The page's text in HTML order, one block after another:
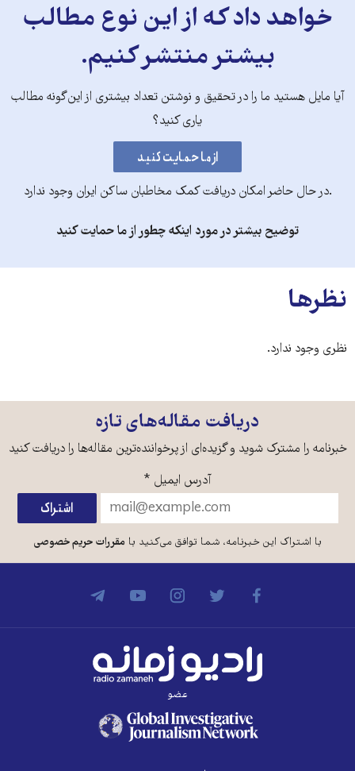
خواهد داد که از این نوع مطالب
بیشتر منتشر کنیم.
آیا مایل هستید ما را در تحقیق و نوشتن تعداد بیشتری از این‌گونه مطالب
یاری کنید؟
.در حال حاضر امکان دریافت کمک مخاطبان ساکن ایران وجود ندارد
توضیح بیشتر در مورد اینکه چطور از ما حمایت کنید
نظرها
نظری وجود ندارد.
دریافت مقاله‌های تازه
خبرنامه را مشترک شوید و گزیده‌ای از پرخواننده‌ترین مقاله‌ها را دریافت کنید
آدرس ایمیل *
با اشتراک این خبرنامه، شما توافق می‌کنید بامقررات حریم خصوصی
عضو